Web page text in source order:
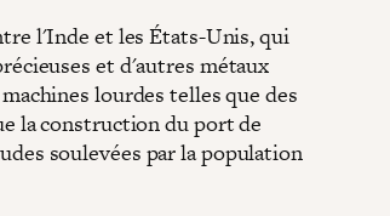
l'Inde et les États-Unis, qui
et d'autres métaux
lourdes telles que des
la construction du port de
soulevées par la population